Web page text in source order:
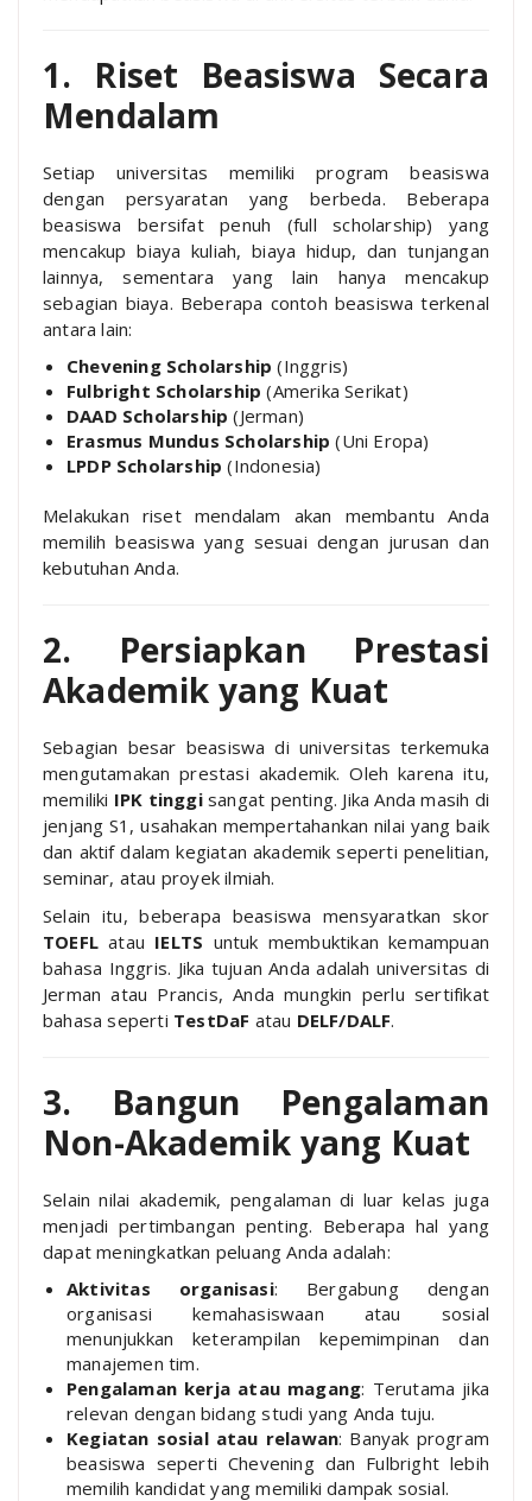
1. Riset Beasiswa Secara
Mendalam
Setiap universitas memiliki program beasiswa
dengan persyaratan yang berbeda. Beberapa
beasiswa bersifat penuh (full scholarship) yang
mencakup biaya kuliah, biaya hidup, dan tunjangan
lainnya, sementara yang lain hanya mencakup
sebagian biaya. Beberapa contoh beasiswa terkenal
antara lain:
Chevening Scholarship (Inggris)
Fulbright Scholarship (Amerika Serikat)
DAAD Scholarship (Jerman)
Erasmus Mundus Scholarship (Uni Eropa)
LPDP Scholarship (Indonesia)
Melakukan riset mendalam akan membantu Anda
memilih beasiswa yang sesuai dengan jurusan dan
kebutuhan Anda.
2. Persiapkan Prestasi
Akademik yang Kuat
Sebagian besar beasiswa di universitas terkemuka
mengutamakan prestasi akademik. Oleh karena itu,
memiliki IPK tinggisangat penting. Jika Anda masih di
jenjang S1, usahakan mempertahankan nilai yang baik
dan aktif dalam kegiatan akademik seperti penelitian,
seminar, atau proyek ilmiah.
Selain itu, beberapa beasiswa mensyaratkan skor
TOEFL atau IELTS untuk membuktikan kemampuan
bahasa Inggris. Jika tujuan Anda adalah universitas di
Jerman atau Prancis, Anda mungkin perlu sertifikat
bahasa seperti TestDaF atau DELF/DALF.
3. Bangun Pengalaman
Non-Akademik yang Kuat
Selain nilai akademik, pengalaman di luar kelas juga
menjadi pertimbangan penting. Beberapa hal yang
dapat meningkatkan peluang Anda adalah:
Aktivitas organisasi: Bergabung dengan
organisasi kemahasiswaan atau sosial
menunjukkan keterampilan kepemimpinan dan
manajemen tim.
Pengalaman kerja atau magang: Terutama jika
relevan dengan bidang studi yang Anda tuju.
Kegiatan sosial atau relawan: Banyak program
beasiswa seperti Chevening dan Fulbright lebih
memilih kandidat yang memiliki dampak sosial.